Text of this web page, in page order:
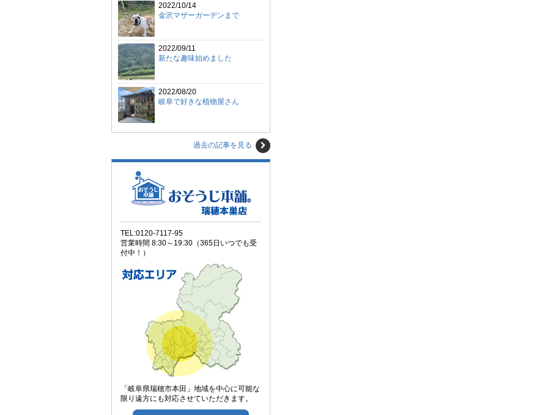
2022/10/14
金沢マザーガーデンまで
2022/09/11
新たな趣味始めました
2022/08/20
岐阜で好きな植物屋さん
過去の記事を見る
TEL:0120-7117-95
営業時間 8:30～19:30（365日いつでも受
付中！）
「岐阜県瑞穂市本田」地域を中心に可能な
限り遠方にも対応させていただきます。